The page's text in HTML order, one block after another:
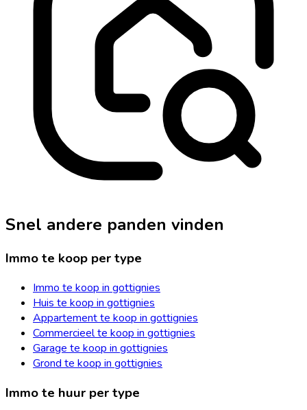
Snel andere panden vinden
Immo te koop per type
Immo te koop in gottignies
Huis te koop in gottignies
Appartement te koop in gottignies
Commercieel te koop in gottignies
Garage te koop in gottignies
Grond te koop in gottignies
Immo te huur per type